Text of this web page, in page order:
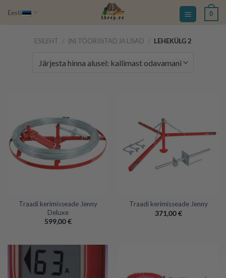
Eesti 0
ESILEHT / (N) TÖÖRIISTAD JA LISAD / LEHEKÜLG 2
Traadi kerimisseade Jenny
Deluxe
599,00€
Traadi kerimisseade Jenny
371,00€